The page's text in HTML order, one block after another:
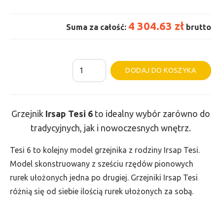
Suma za całość: 4 304.63 zł brutto
ilość
Grzejnik
-
wys.
500,
szer.
1395,
DODAJ DO KOSZYKA
Grzejnik Irsap Tesi 6to idealny wybór zarówno do
tradycyjnych, jak i nowoczesnych wnętrz.
Tesi 6 to kolejny model grzejnika z rodziny Irsap Tesi.
Model skonstruowany z sześciu rzędów pionowych
rurek ułożonych jedna po drugiej. Grzejniki Irsap Tesi
różnią się od siebie ilością rurek ułożonych za sobą.